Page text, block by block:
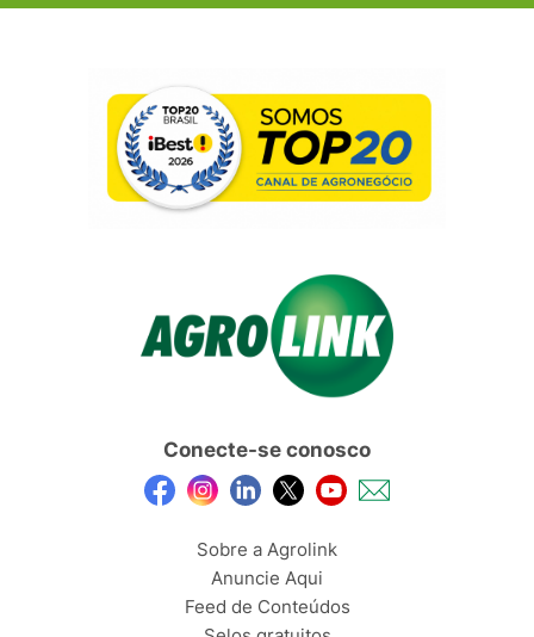
Conecte-se conosco
Sobre a Agrolink
Anuncie Aqui
Feed de Conteúdos